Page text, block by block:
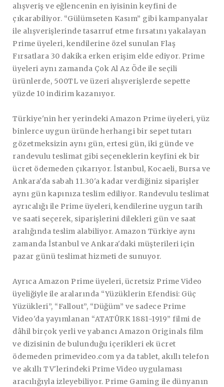
alışveriş ve eğlencenin en iyisinin keyfini de
çıkarabiliyor. “Gülümseten Kasım” gibi kampanyalar
ile alışverişlerinde tasarruf etme fırsatını yakalayan
Prime üyeleri, kendilerine özel sunulan Flaş
Fırsatlara 30 dakika erken erişim elde ediyor. Prime
üyeleri aynı zamanda Çok Al Az Öde ile seçili
ürünlerde, 500TL ve üzeri alışverişlerde sepette
yüzde 10 indirim kazanıyor.
Türkiye'nin her yerindeki Amazon Prime üyeleri, yüz
binlerce uygun üründe herhangi bir sepet tutarı
gözetmeksizin aynı gün, ertesi gün, iki günde ve
randevulu teslimat gibi seçeneklerin keyfini ek bir
ücret ödemeden çıkarıyor. İstanbul, Kocaeli, Bursa ve
Ankara'da sabah 11.30'a kadar verdiğiniz siparişler
aynı gün kapınıza teslim ediliyor. Randevulu teslimat
ayrıcalığı ile Prime üyeleri, kendilerine uygun tarih
ve saati seçerek, siparişlerini dilekleri gün ve saat
aralığında teslim alabiliyor. Amazon Türkiye aynı
zamanda İstanbul ve Ankara'daki müşterileri için
pazar günü teslimat hizmeti de sunuyor.
Ayrıca Amazon Prime üyeleri, ücretsiz Prime Video
üyeliğiyle ile aralarında “Yüzüklerin Efendisi: Güç
Yüzükleri”, “Fallout”, “Düğüm” ve sadece Prime
Video'da yayımlanan “ATATÜRK 1881-1919” filmi de
dâhil birçok yerli ve yabancı Amazon Originals film
ve dizisinin de bulunduğu içerikleri ek ücret
ödemeden primevideo.com ya da tablet, akıllı telefon
ve akıllı TV'lerindeki Prime Video uygulaması
aracılığıyla izleyebiliyor. Prime Gaming ile dünyanın